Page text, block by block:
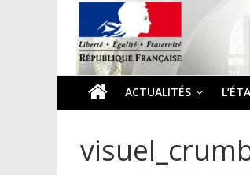
ACTUALITÉS